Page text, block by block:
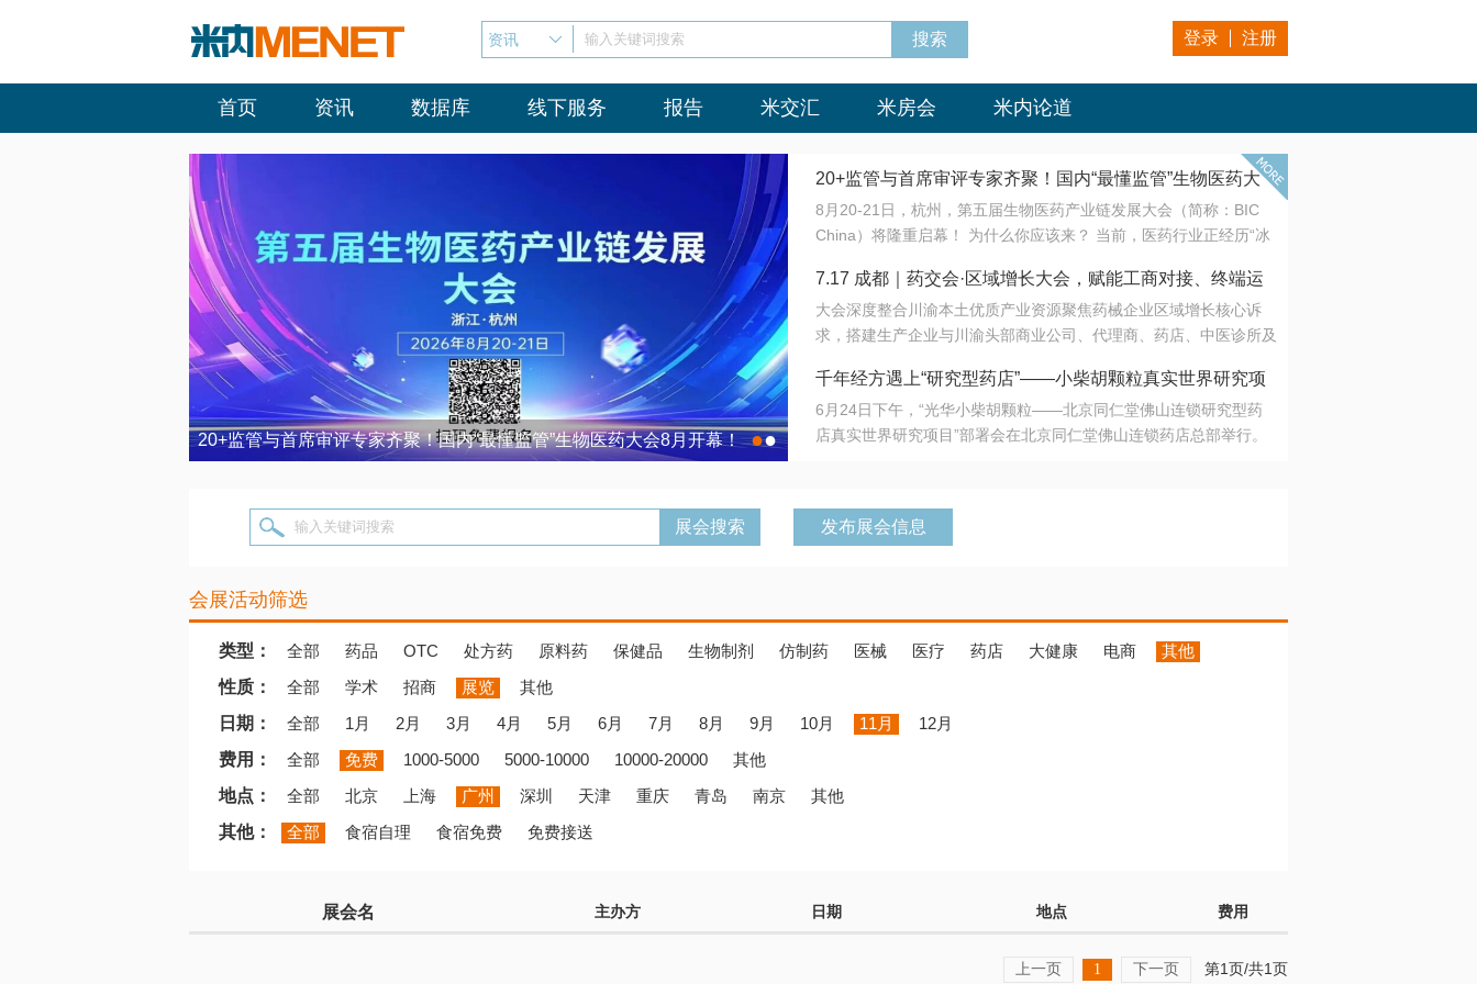
资讯 输入关键词搜索 登录 注册
首页 资讯 数据库 线下服务 报告 米交汇 米房会 米内论道
20+监管与首席审评专家齐聚！国内“最懂监管”生物医药大会8月开幕！ 7.17 成都｜药交会·区域增长大会，赋能工商对接、终端运营
●●
20+监管与首席审评专家齐聚！国内“最懂监管”生物医药大
会8月开幕！
8月20-21日，杭州，第五届生物医药产业链发展大会（简称：BIC
China）将隆重启幕！ 为什么你应该来？ 当前，医药行业正经历“冰
法正重新定义研发效率；另一端是创新药“最后一公里”的支付与入院
难题，呼唤更成熟的产业生态。 同质化“内卷”已无出路，全产业链协
同与出海能力建设才是破局关键。 本届大会以 “重构生态，定义未
算力突围；从中药创新、复杂药物制剂、CGT、多肽与小核酸的技
术攻坚，到CDMO的柔性智造。 我们致力于打破壁垒，让“实验
室”与“生产线”、“研发端”与“支付端”深度对话，更让监管、产业、资
7.17 成都｜药交会·区域增长大会，赋能工商对接、终端运
营
大会深度整合川渝本土优质产业资源聚焦药械企业区域增长核心诉
求，搭建生产企业与川渝头部商业公司、代理商、药店、中医诊所及
域增量份额夯实西南市场战略布局
千年经方遇上“研究型药店”——小柴胡颗粒真实世界研究项
目在北京同仁堂佛山连锁启动
6月24日下午，“光华小柴胡颗粒——北京同仁堂佛山连锁研究型药
店真实世界研究项目”部署会在北京同仁堂佛山连锁药店总部举行。
输入关键词搜索 发布展会信息
会展活动筛选
类型： 全部 药品 OTC 处方药 原料药 保健品 生物制剂 仿制药 医械 医疗 药店 大健康 电商
其他
性质：
全部 学术 招商 展览
其他
日期：
全部 1月 2月 3月 4月 5月 6月 7月 8月 9月 10月 11月
12月
费用：
全部 免费 1000-5000 5000-10000 10000-20000
其他
地点：
全部 北京 上海 广州 深圳 天津 重庆 青岛 南京
其他
其他：
全部 食宿自理 食宿免费 免费接送
展会名 主办方 日期 地点 费用
上一页 1 下一页 第1页/共1页